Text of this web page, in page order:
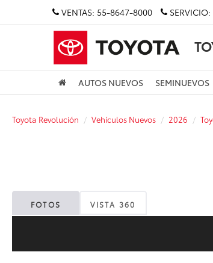
VENTAS: 55-8647-8000 SERVICIO:
AUTOS NUEVOS SEMINUEVOS
Toyota Revolución Vehículos Nuevos 2026
FOTOS VISTA 360